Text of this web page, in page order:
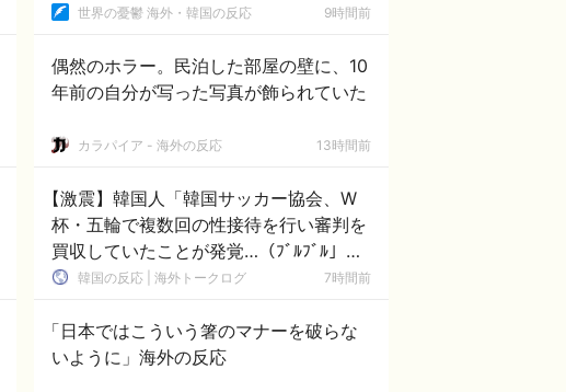
れが日本の食事マナーか？‥」
世界の憂鬱 海外・韓国の反応 9時間前
偶然のホラー。民泊した部屋の壁に、10
年前の自分が写った写真が飾られていた
カラパイア - 海外の反応 13時間前
【激震】韓国人「韓国サッカー協会、W
杯・五輪で複数回の性接待を行い審判を
買収していたことが発覚…（ﾌﾞﾙﾌﾞﾙ」＝
韓国の反応
韓国の反応 | 海外トークログ 7時間前
「日本ではこういう箸のマナーを破らな
いように」海外の反応